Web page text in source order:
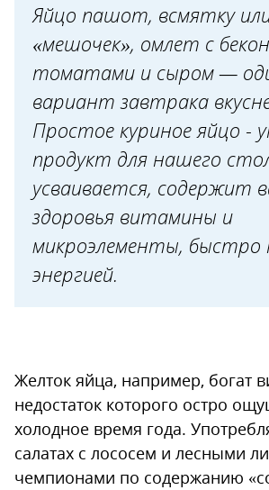
Яйцо пашот, всмятку
«мешочек», омлет с
томатами и сыром —
вариант завтрака
Простое куриное яйцо -
продукт для нашего
усваивается, содержит
здоровья витамины и
микроэлементы,
энергией.
Желток яйца, например, богат
недостаток которого остро
холодное время года.
салатах с лососем и лесными
чемпионами по содержанию